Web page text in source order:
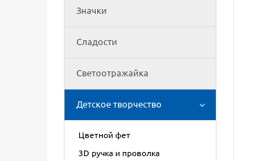
Значки
Сладости
Светоотражайка
Детское творчество
Цветной фет
3D ручка и проволка